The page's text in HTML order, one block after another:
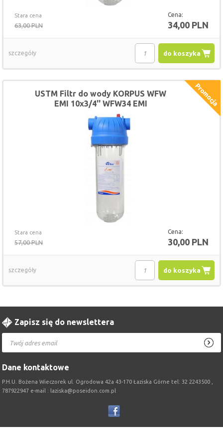
Stara cena
63,00 PLN
Cena:
34,00 PLN
do koszyka
szczegóły
Stara cena
57,00 PLN
Cena:
30,00 PLN
USTM Filtr do wody KORPUS WFW
EMI 10x3/4'' WFW34 EMI
do koszyka
szczegóły
Zapisz się do newslettera
Dane kontaktowe
P.H.U. Bożena Wieczorek ul. Ogrodowa 42a 43-170 Łaziska Górne tel: 32 2243500 ,
787922947 e-mail : laziska@poseidon.com.pl